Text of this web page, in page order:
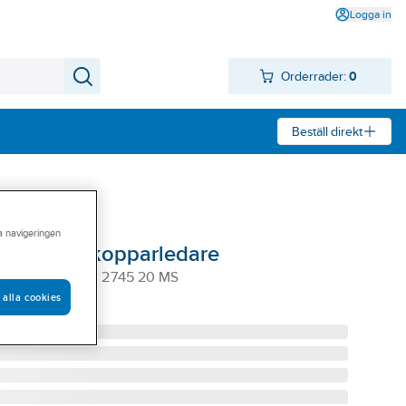
Logga in
Orderrader: 0
Beställ direkt
av kopparledare
CU 2745 20 MS
navigeringen
alla cookies